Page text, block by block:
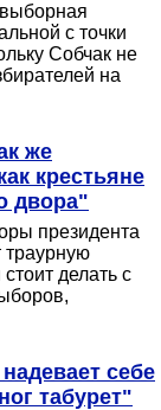
с точки
Собчак не
на
же
крестьяне
двора"
президента
делать с
себе
табурет"